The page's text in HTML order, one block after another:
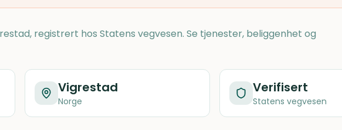
registrert hos Statens vegvesen. Se tjenester, beliggenhet og
Vigrestad
Norge
Verifisert
Statens vegvesen